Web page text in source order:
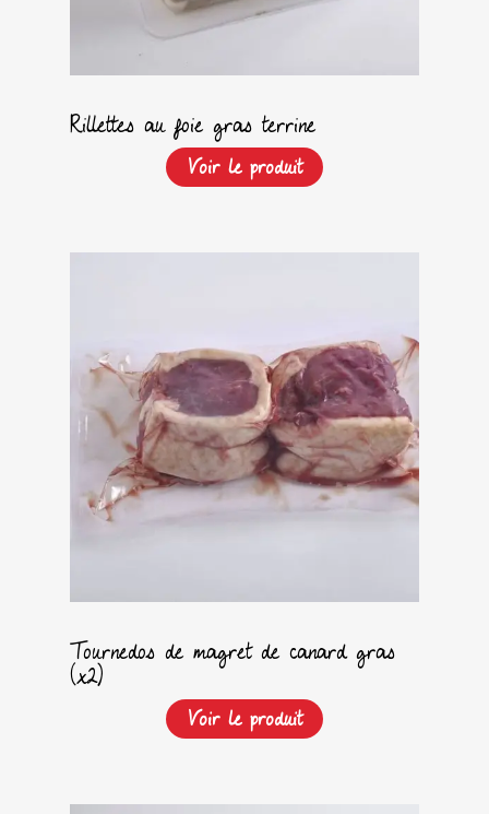
Rillettes au foie gras terrine
Voir le produit
Tournedos de magret de canard gras
(x2)
Voir le produit